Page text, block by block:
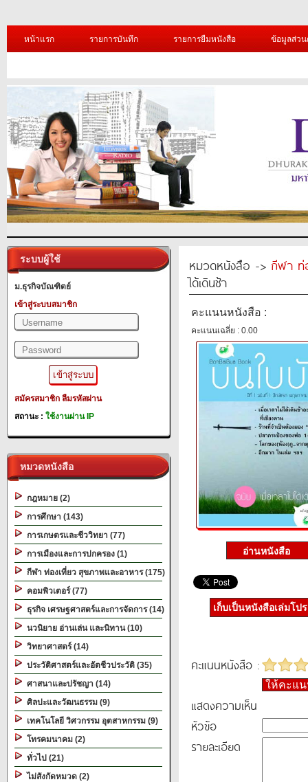
หน้าแรก รายการบันทึก รายการยืมหนังสือ ข้อมูลส่ว
ระบบผู้ใช้
ม.ธุรกิจบัณฑิตย์
เข้าสู่ระบบสมาชิก
สมัครสมาชิก ลืมรหัสผ่าน
สถานะ : ใช้งานผ่าน IP
หมวดหนังสือ
กฎหมาย (2)
การศึกษา (143)
การเกษตรและชีววิทยา (77)
การเมืองและการปกครอง (1)
กีฬา ท่องเที่ยว สุขภาพและอาหาร (175)
คอมพิวเตอร์ (77)
ธุรกิจ เศรษฐศาสตร์และการจัดการ (14)
นวนิยาย อ่านเล่น และนิทาน (10)
วิทยาศาสตร์ (14)
ประวัติศาสตร์และอัตชีวประวัติ (35)
ศาสนาและปรัชญา (14)
ศิลปะและวัฒนธรรม (9)
เทคโนโลยี วิศวกรรม อุตสาหกรรม (9)
โทรคมนาคม (2)
ทั่วไป (21)
ไม่สังกัดหมวด (2)
หมวดหนังสือ -> กีฬา ท่
ได้เดินช้า
คะแนนหนังสือ :
คะแนนเฉลี่ย : 0.00
เก็บเป็นหนังสือเล่มโป
คะแนนหนังสือ :
ให้คะแ
แสดงความเห็น
หัวข้อ
รายละเอียด